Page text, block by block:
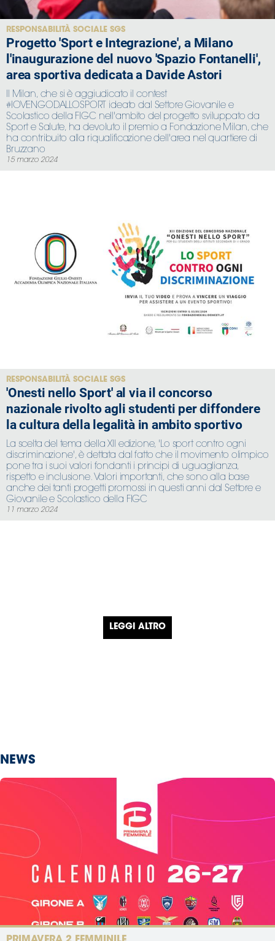
RESPONSABILITÀ SOCIALE SGS
Progetto 'Sport e Integrazione', a Milano
l'inaugurazione del nuovo 'Spazio Fontanelli',
area sportiva dedicata a Davide Astori
Il Milan, che si è aggiudicato il contest
#IOVENGODALLOSPORT ideato dal Settore Giovanile e
Scolastico della FIGC nell'ambito del progetto sviluppato da
Sport e Salute, ha devoluto il premio a Fondazione Milan, che
ha contribuito alla riqualificazione dell'area nel quartiere di
Bruzzano
15 marzo 2024
RESPONSABILITÀ SOCIALE SGS
'Onesti nello Sport' al via il concorso
nazionale rivolto agli studenti per diffondere
la cultura della legalità in ambito sportivo
La scelta del tema della XII edizione, 'Lo sport contro ogni
discriminazione', è dettata dal fatto che il movimento olimpico
pone tra i suoi valori fondanti i principi di uguaglianza,
rispetto e inclusione. Valori importanti, che sono alla base
anche dei tanti progetti promossi in questi anni dal Settore e
Giovanile e Scolastico della FIGC
11 marzo 2024
LEGGI ALTRO
NEWS